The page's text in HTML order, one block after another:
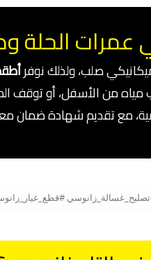
الحلة
صلب، ولذلك نوفر
مياه من الأسفل، أو توقف
مع تقديم شهادة ضمان